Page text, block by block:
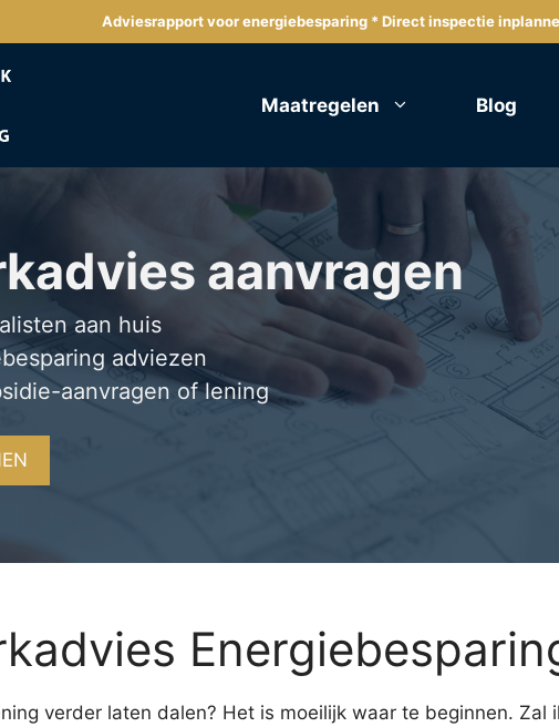
Adviesrapport voor energiebesparing * Direct inspectie
Maatregelen Blog
aanvragen
aan huis
adviezen
aanvragen of lening
verder laten dalen? Het is moeilijk waar te beginnen.